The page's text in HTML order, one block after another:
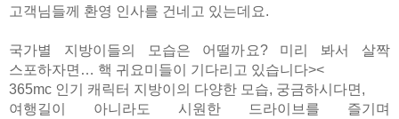
고객님들께 환영 인사를 건네고 있는데요.
국가별 지방이들의 모습은 어떨까요? 미리 봐서 살짝
스포하자면… 핵 귀요미들이 기다리고 있습니다><
365mc 인기 캐릭터 지방이의 다양한 모습, 궁금하시다면,
여행길이 아니라도 시원한 드라이브를 즐기며